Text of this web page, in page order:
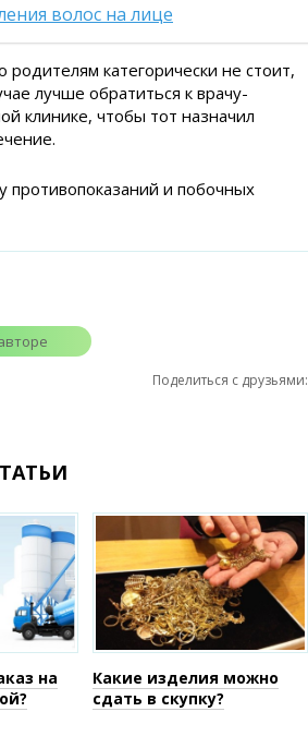
волос на лице
категорически не стоит,
лучше обратиться к врачу-
клинике, чтобы тот назначил
противопоказаний и побочных
Поделиться с друзьями:
на
Какие изделия можно
сдать в скупку?